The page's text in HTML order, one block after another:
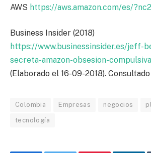
AWS https://aws.amazon.com/es/
Business Insider (2018)
https://www.businessinsider.es/jeff-
secreta-amazon-obsesion-
(Elaborado el 16-09-2018).
Colombia Empresas negocios
tecnología